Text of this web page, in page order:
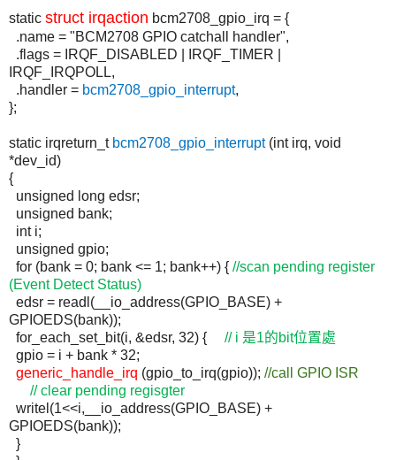
static struct irqaction bcm2708_gpio_irq = {
.name = "BCM2708 GPIO catchall handler",
.flags = IRQF_DISABLED | IRQF_TIMER |
IRQF_IRQPOLL,
.handler = bcm2708_gpio_interrupt,
};
static irqreturn_t bcm2708_gpio_interrupt(int irq, void
*dev_id)
{
unsigned long edsr;
unsigned bank;
inti;
unsigned gpio;
for (bank = 0; bank <= 1; bank++) { //scan pending register
(Event Detect Status)
edsr = readl (__ io_address(GPIO_BASE) +
GPIOEDS(bank));
for_each_set_bit(i, &edsr, 32) { // i 是1的bit位置處
gpio = i + bank * 32;
generic_handle_irq (gpio_to_irq(gpio)); //call GPIO ISR
// clear pending regisgter
writel (1<<i,__ io_address(GPIO_BASE) +
GPIOEDS(bank));
}